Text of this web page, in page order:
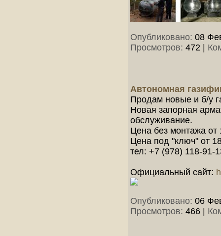
Опубликовано: 08
Просмотров: 472
Автономная
Продам новые и б/у
Новая запорная
обслуживание.
Цена без монтажа от
Цена под "ключ" от
тел: +7 (978) 118-91-
Официальный сайт:
Опубликовано: 06
Просмотров: 466